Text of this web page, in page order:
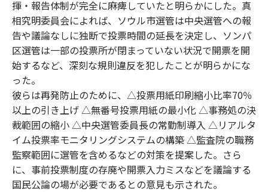
揮・報告体制が完全に麻痺していたと明らかにした。真
相究明委員会によれば、ソウル市選管は中央選管への報
告や議論なしに独断で投票時間の延長を決定し、ソンパ
区選管は一部の投票所が閉まっていない状況で開票を開
始するなど、深刻な規則違反を犯したことが明らかにな
った。
彼らは再発防止のために、△投票用紙印刷縮小比率70％
以上の引き上げ △無番号投票用紙の最小化 △事務処の決
裁範囲の縮小 △中央選管委員長の常勤制導入 △リアルタ
イム投票率モニタリングシステムの構築 △監査院の職務
監察範囲に選管を含めるなどの対策を提案した。さら
に、事前投票制度の存廃や開票入力ミスなどを議論する
国民公論の場が必要であるとの意見も示された。